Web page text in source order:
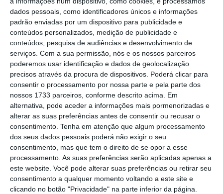
dados pessoais, como identificadores únicos e informações
padrão enviadas por um dispositivo para publicidade e
conteúdos personalizados, medição de publicidade e
conteúdos, pesquisa de audiências e desenvolvimento de
serviços. Com a sua permissão, nós e os nossos parceiros
poderemos usar identificação e dados de geolocalização
precisos através da procura de dispositivos. Poderá clicar para
consentir o processamento por nossa parte e pela parte dos
nossos 1733 parceiros, conforme descrito acima. Em
alternativa, pode aceder a informações mais pormenorizadas e
alterar as suas preferências antes de consentir ou recusar o
consentimento. Tenha em atenção que algum processamento
dos seus dados pessoais poderá não exigir o seu
consentimento, mas que tem o direito de se opor a esse
processamento. As suas preferências serão aplicadas apenas a
este website. Você pode alterar suas preferências ou retirar seu
consentimento a qualquer momento voltando a este site e
clicando no botão "Privacidade" na parte inferior da página.
Portugueses (ANMP)com a saída da Câmara
do Portoe outros autarcas a ameaçarem
seguir-lhe os passos.
À margem do aniversário doJornal de Notícias,
no Porto, o Presidente da República
defendeu que se “
deve fazer esse esforço
rapidamenteea altura é boa, porque estamos
a chegar ao verão, umaaltura para preparar o
orçamento para o ano que vem e atuar
rapidamente“. E deixou um recado: “Não tem
drama nenhum. Estas questões fazem-se sem
drama”.
Dramas são, sim, frisou, “as mortes